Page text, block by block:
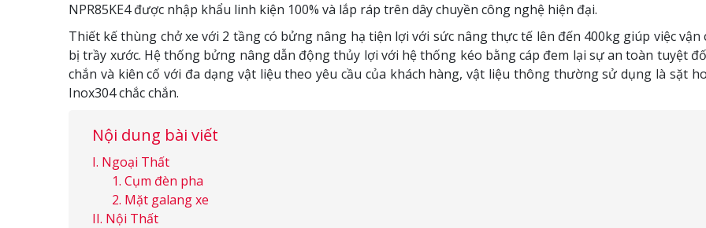
NPR85KE4 được nhập khẩu linh kiện 100% và lắp ráp trên dây chuyền công nghệ hiện đại.
Thiết kế thùng chở xe với 2 tầng có bửng nâng hạ tiện lợi với sức nâng thực tế lên đến 400kg giúp việc
bị trầy xước. Hệ thống bửng nâng dẫn động thủy lợi với hệ thống kéo bằng cáp đem lại sự an toàn tuyệt
chắn và kiên cố với đa dạng vật liệu theo yêu cầu của khách hàng, vật liệu thông thường sử dụng là sặt
Inox304 chắc chắn.
Nội dung bài viết
Ngoại Thất
Cụm đèn pha
Mặt galang xe
Nội Thất